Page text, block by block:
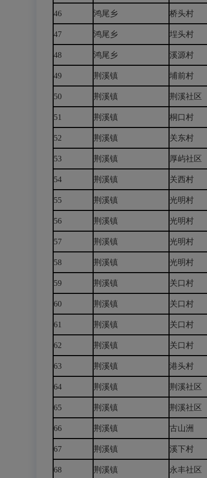
46 鸿尾乡 桥头村
47 鸿尾乡 埕头村
48 鸿尾乡 溪源村
49 荆溪镇 埔前村
50 荆溪镇 荆溪社区
51 荆溪镇 桐口村
52 荆溪镇 关东村
53 荆溪镇 厚屿社区
54 荆溪镇 关西村
55 荆溪镇 光明村
56 荆溪镇 光明村
57 荆溪镇 光明村
58 荆溪镇 光明村
59 荆溪镇 关口村
60 荆溪镇 关口村
61 荆溪镇 关口村
62 荆溪镇 关口村
63 荆溪镇 港头村
64 荆溪镇 荆溪社区
65 荆溪镇 荆溪社区
66 荆溪镇 古山洲
67 荆溪镇 溪下村
68 荆溪镇 永丰社区